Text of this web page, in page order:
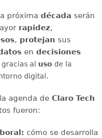
la próxima década serán
rapidez,
, protejan sus
en decisiones
al uso de la
digital.
agenda de Claro Tech
fueron:
cómo se desarrolla